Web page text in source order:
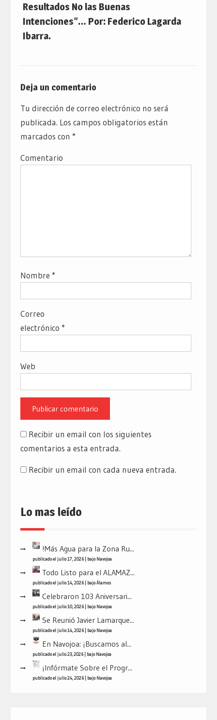
Resultados No las Buenas
Intenciones”… Por: Federico Lagarda
Ibarra.
Deja un comentario
Tu dirección de correo electrónico no será
publicada. Los campos obligatorios están
marcados con *
Comentario
Nombre *
Correo
electrónico *
Web
Recibir un email con los siguientes
comentarios a esta entrada.
Recibir un email con cada nueva entrada.
Lo mas leído
!Más Agua para la Zona Ru...
publicado el julio 17, 2026| bajoNavojoa
Todo Listo para el ALAMAZ...
publicado el julio 14, 2026| bajoÁlamos
Celebraron 103 Aniversari...
publicado el julio 10, 2026| bajoNavojoa
Se Reunió Javier Lamarque...
publicado el julio 14, 2026| bajoNavojoa
En Navojoa: ¡Buscamos al...
publicado el julio 23, 2026| bajoNavojoa
¡Infórmate Sobre el Progr...
publicado el julio 24, 2026| bajoNavojoa